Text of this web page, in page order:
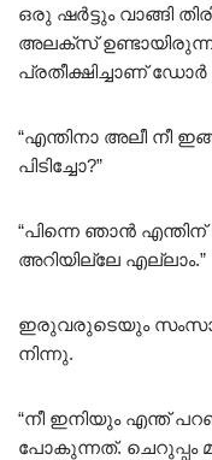
ഒരു ഷർട്ടും വാങ്ങി
അലക്സ്
പ്രതീക്ഷിച്ചാണ്
“എന്തിനാ അലീ നീ
പിടിച്ചോ?”
“പിന്നെ ഞാൻ
അറിയില്ലേ എല്ലാം.”
ഇരുവരുടെയും
നിന്നു.
“നീ ഇനിയും എന്ത്
പോകുന്നത്. ചെറുപ്പം